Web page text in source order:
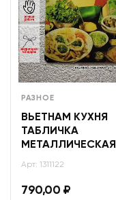
РАЗНОЕ
ВЬЕТНАМ КУХНЯ
ТАБЛИЧКА
МЕТАЛЛИЧЕСКАЯ
Арт: 1311122
790,00 ₽